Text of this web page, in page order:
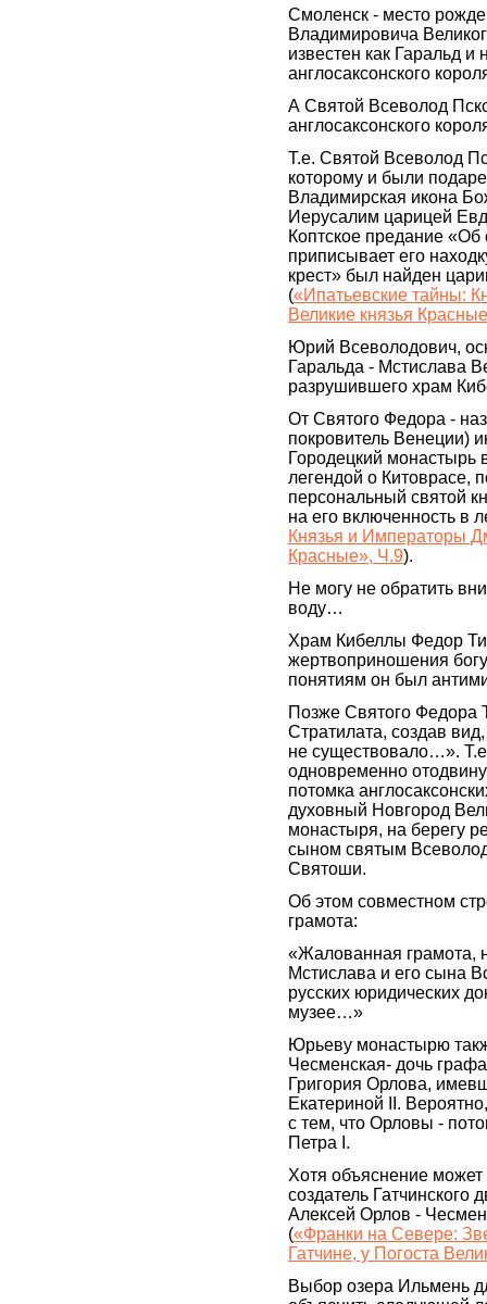
Смоленск - место
Владимировича
известен как Гаральд и
англосаксонского
А Святой Всеволод
англосаксонского
Т.е. Святой Всеволод
которому и были
Владимирская икона
Иерусалим царицей
Коптское предание
приписывает его
крест» был найден
(«Ипатьевские тайны:
Великие князья
Юрий Всеволодович,
Гаральда - Мстислава
разрушившего храм
От Святого Федора -
покровитель Венеции)
Городецкий монастырь
легендой о Китоврасе,
персональный святой
на его включенность в
Князья и Императоры
Красные», Ч.9).
Не могу не обратить
воду…
Храм Кибеллы Федор
жертвоприношения
понятиям он был
Позже Святого Федора
Стратилата, создав
не существовало…».
одновременно
потомка
духовный Новгород
монастыря, на берегу
сыном святым
Святоши.
Об этом совместном
грамота:
«Жалованная грамота,
Мстислава и его сына
русских юридических
музее…»
Юрьеву монастырю
Чесменская- дочь
Григория Орлова,
Екатериной II.
с тем, что Орловы -
Петра I.
Хотя объяснение
создатель Гатчинского
Алексей Орлов -
(«Франки на Севере:
Гатчине, у Погоста
Выбор озера Ильмень